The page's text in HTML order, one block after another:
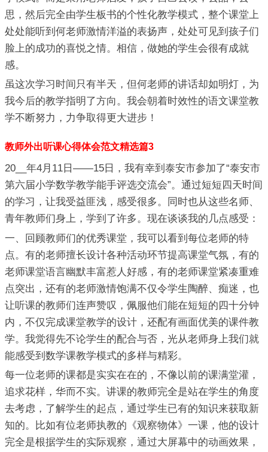
思，然后完全由学生板书的个性化教学模式，整个课堂上
处处能听到何老师激情洋溢的表扬声，处处可见到孩子们
脸上的成功的喜悦之情。相信，做她的学生会很有成就
感。
虽这次学习时间只有半天，但何老师的讲话却如明灯，为
我今后的教学指明了方向。我会朝着时效性的语文课堂教
学不断努力，力争取得更大进步！
教师外出听课心得体会范文精选篇3
20__年4月11日——15日，我有幸到泰安市参加了“泰安市
第六届小学数学教学能手评选交流会”。通过短短四天时间
的学习，让我受益匪浅，感受很多。同时也从这些名师、
青年教师们身上，学到了许多。现在谈谈我的几点感受：
一、回顾教师们的优秀课堂，我可以看到每位老师的特
点。有的老师擅长设计各种活动环节提高课堂气氛，有的
老师课堂语言幽默丰富惹人好感，有的老师课堂紧凑重难
点突出，还有的老师激情饱满不仅令学生陶醉、痴迷，也
让听课的教师们连声赞叹，佩服他们能在短短的四十分钟
内，不仅完成课堂教学的设计，还配有画面优美的课件教
学。我觉得先不论学生的配合与否，光从老师身上我们就
能感受到数学课教学模式的多样与精彩。
每一位老师的课都是实实在在的，不像以前的课满堂灌，
追求花样，华而不实。讲课的教师完全是站在学生的角度
去考虑，了解学生的起点，通过学生已有的知识来获取新
知的。比如有位老师执教的《观察物体》一课，他的设计
完全是根据学生的实际观察，通过大屏幕中的动画效果，